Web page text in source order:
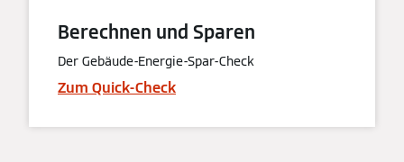
Berechnen und Sparen
Der Gebäude-Energie-Spar-Check
Zum Quick-Check